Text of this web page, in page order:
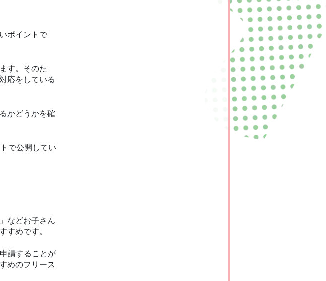
ポイントで
す。そのた
応をしている
かどうかを確
で公開してい
などお子さん
すめです。
請することが
めのフリース